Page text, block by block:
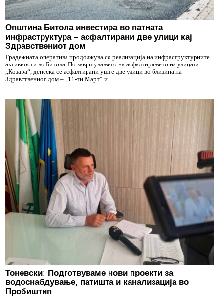
Општина Битола инвестира во патната
инфраструктура – асфалтирани две улици кај
Здравствениот дом
Градежната оператива продолжува со реализација на инфраструктурните
активности во Битола. По завршувањето на асфалтирањето на улицата
„Козара“, денеска се асфалтирани уште две улици во близина на
Здравствениот дом – „11-ти Март“ и
Тоневски: Подготвуваме нови проекти за
водоснабдување, патишта и канализација во
Пробиштип